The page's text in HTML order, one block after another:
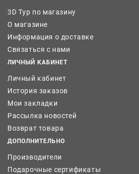
3D Тур по магазину
О магазине
Информация о доставке
Связаться с нами
ЛИЧНЫЙ КАБИНЕТ
Личный кабинет
История заказов
Мои закладки
Рассылка новостей
Возврат товара
ДОПОЛНИТЕЛЬНО
Производители
Подарочные сертификаты